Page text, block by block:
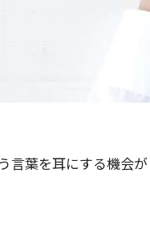
言葉を耳にする機会が